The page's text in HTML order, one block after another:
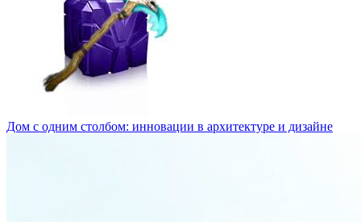
Дом с одним столбом: инновации в архитектуре и дизайне